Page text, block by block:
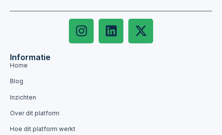
Informatie
Home
Blog
Inzichten
Over dit platform
Hoe dit platform werkt